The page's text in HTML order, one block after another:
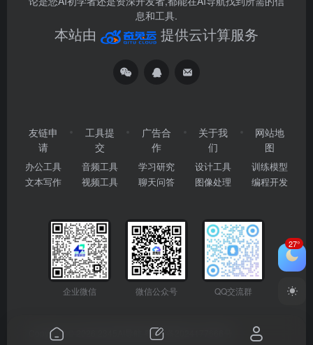
息和工具.
本站由 提供云计算服务
友链申
请
办公工具
文本写作
工具提
交
音频工具
视频工具
广告合
作
学习研究
聊天问答
关于我
们
设计工具
图像处理
网站地
图
训练模型
编程开发
企业微信 微信公众号 QQ交流群
Copyright © 2026 粤ICP备2024177666号
27°